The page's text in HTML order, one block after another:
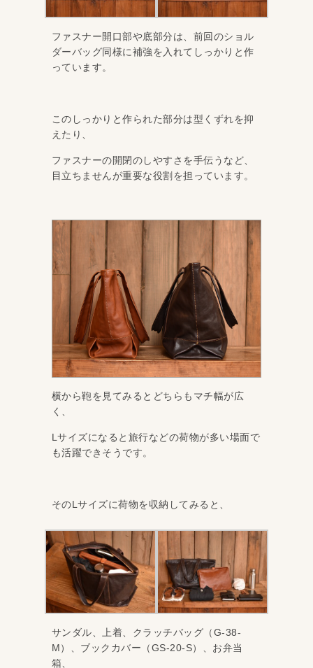
ファスナー開口部や底部分は、前回のショル
ダーバッグ同様に補強を入れてしっかりと作
っています。
このしっかりと作られた部分は型くずれを抑
えたり、
ファスナーの開閉のしやすさを手伝うなど、
目立ちませんが重要な役割を担っています。
横から鞄を見てみるとどちらもマチ幅が広
く、
Lサイズになると旅行などの荷物が多い場面で
も活躍できそうです。
そのLサイズに荷物を収納してみると、
サンダル、上着、クラッチバッグ（G-38-
M）、ブックカバー（GS-20-S）、お弁当
箱、